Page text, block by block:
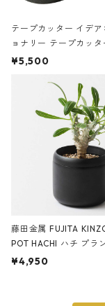
テープカッター イデア
ョナリー テープカッタ
サンドカラー 石調
¥5,500
藤田金属 FUJITA
POT HACHI ハチ プラ
ト 3号 ブラック
¥4,950